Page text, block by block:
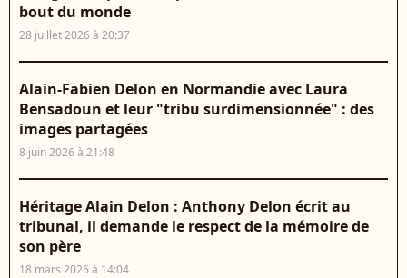
bout du monde
28 juillet 2026 à 20:37
Alain-Fabien Delon en Normandie avec Laura
Bensadoun et leur "tribu surdimensionnée" : des
images partagées
8 juin 2026 à 21:48
Héritage Alain Delon : Anthony Delon écrit au
tribunal, il demande le respect de la mémoire de
son père
18 mars 2026 à 14:04